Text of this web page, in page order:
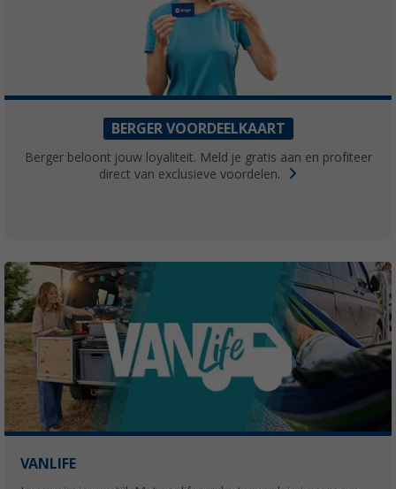
BERGER VOORDEELKAART
Berger beloont jouw loyaliteit. Meld je gratis aan en profiteer
direct van exclusieve voordelen.
VANLIFE